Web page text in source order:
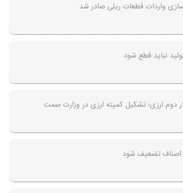
واردات قطعات ریلی صادر شد
نباید قطع شود
دوم ارزی؛ تشکیل کمیته ارزی در وزارت صمت
اصناف تضعیف شود